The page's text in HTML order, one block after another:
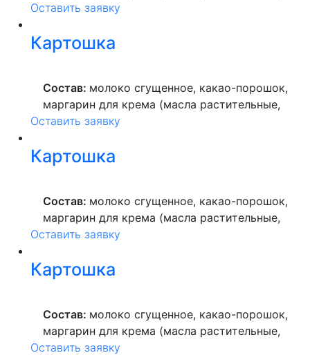
вода питьевая, сахар, ароматизатор,
высшего сорта, продукты яичные, масло
растительное, пекарский порошок, молоко
Оставить заявку
Картошка
Состав: молоко сгущенное, какао-порошок,
маргарин для крема (масла растительные,
вода питьевая, сахар, ароматизатор,
высшего сорта, продукты яичные, масло
растительное, пекарский порошок, молоко
Оставить заявку
Картошка
Состав: молоко сгущенное, какао-порошок,
маргарин для крема (масла растительные,
вода питьевая, сахар, ароматизатор,
высшего сорта, продукты яичные, масло
растительное, пекарский порошок, молоко
Оставить заявку
Картошка
Состав: молоко сгущенное, какао-порошок,
маргарин для крема (масла растительные,
вода питьевая, сахар, ароматизатор,
Оставить заявку